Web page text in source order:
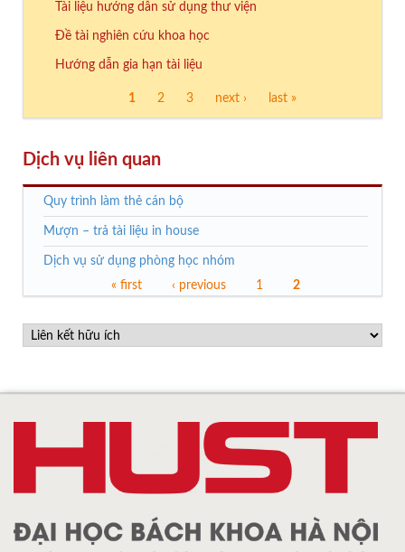
Tài liệu hướng dẫn sử dụng thư viện
Đề tài nghiên cứu khoa học
Hướng dẫn gia hạn tài liệu
1 2 3 next › last »
Dịch vụ liên quan
Quy trình làm thẻ cán bộ
Mượn – trả tài liệu in house
Dịch vụ sử dụng phòng học nhóm
« first ‹ previous 1 2